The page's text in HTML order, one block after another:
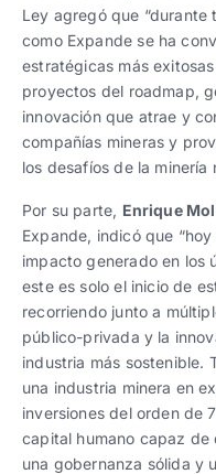
Ley agregó que
como Expande se ha
estratégicas más
proyectos del roadmap,
innovación que atrae y
compañías mineras y
los desafíos de la minería
Por su parte, Enrique
Expande, indicó que
impacto generado en los
este es solo el inicio de
recorriendo junto a
público-privada y la
industria más sostenible.
una industria minera en
inversiones del orden de
capital humano capaz de
una gobernanza sólida y